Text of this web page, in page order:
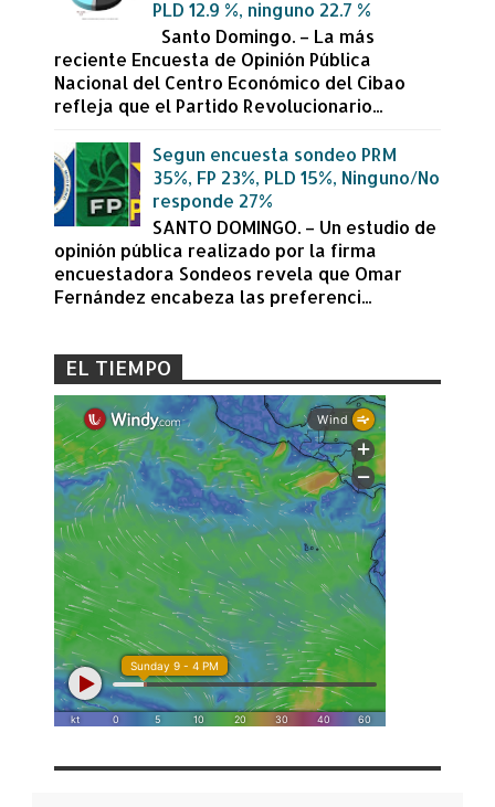
PLD 12.9 %, ninguno 22.7 %
Santo Domingo. – La más
reciente Encuesta de Opinión Pública
Nacional del Centro Económico del Cibao
refleja que el Partido Revolucionario...
Segun encuesta sondeo PRM
35%, FP 23%, PLD 15%, Ninguno/No
responde 27%
SANTO DOMINGO. – Un estudio de
opinión pública realizado por la firma
encuestadora Sondeos revela que Omar
Fernández encabeza las preferenci...
EL TIEMPO